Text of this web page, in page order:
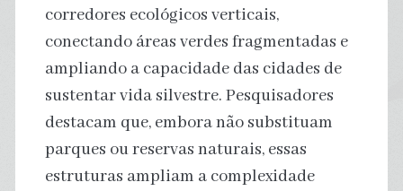
corredores ecológicos verticais,
conectando áreas verdes fragmentadas e
ampliando a capacidade das cidades de
sustentar vida silvestre. Pesquisadores
destacam que, embora não substituam
parques ou reservas naturais, essas
estruturas ampliam a complexidade